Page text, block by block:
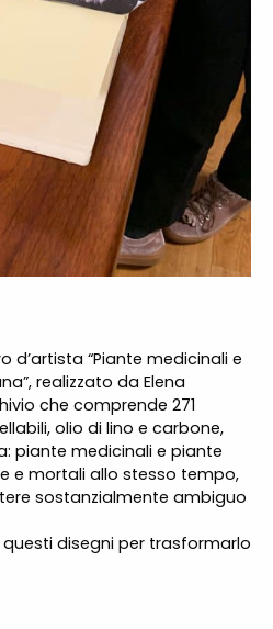
d’artista “Piante medicinali e
realizzato da Elena
che comprende 271
olio di lino e carbone,
piante medicinali e piante
e mortali allo stesso tempo,
sostanzialmente ambiguo
questi disegni per trasformarlo